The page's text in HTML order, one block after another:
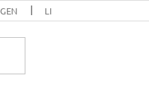
LIEFERUNG UND ZAHLUNG